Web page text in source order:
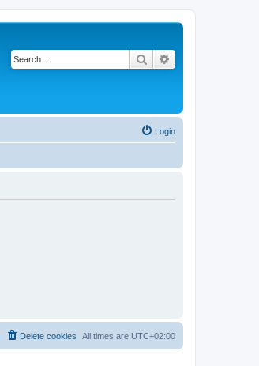
Search
Login
All times are UTC+02:00
Delete cookies